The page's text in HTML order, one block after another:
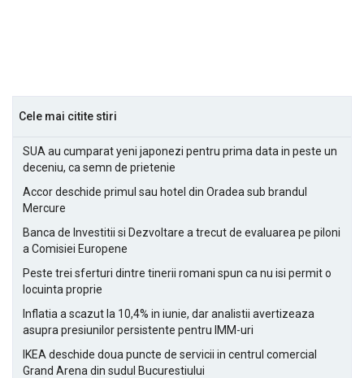
Cele mai citite stiri
SUA au cumparat yeni japonezi pentru prima data in peste un
deceniu, ca semn de prietenie
Accor deschide primul sau hotel din Oradea sub brandul
Mercure
Banca de Investitii si Dezvoltare a trecut de evaluarea pe piloni
a Comisiei Europene
Peste trei sferturi dintre tinerii romani spun ca nu isi permit o
locuinta proprie
Inflatia a scazut la 10,4% in iunie, dar analistii avertizeaza
asupra presiunilor persistente pentru IMM-uri
IKEA deschide doua puncte de servicii in centrul comercial
Grand Arena din sudul Bucurestiului